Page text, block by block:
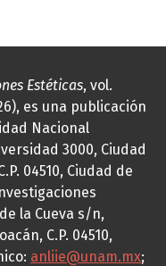
Estéticas, vol.
es una publicación
Nacional
3000, Ciudad
04510, Ciudad de
la Cueva s/n,
C.P. 04510,
anliie@unam.mx;